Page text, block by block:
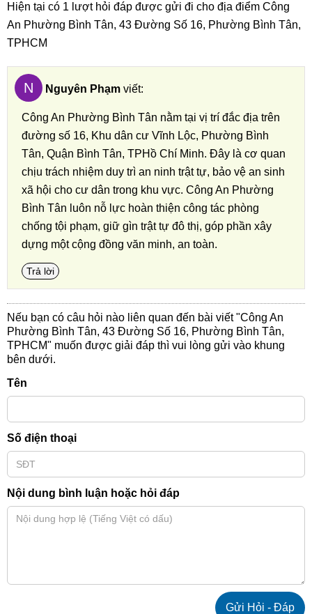
Hiện tại có 1 lượt hỏi đáp được gửi đi cho địa điểm Công
An Phường Bình Tân, 43 Đường Số 16, Phường Bình Tân,
TPHCM
N Nguyên Phạm viết:
Công An Phường Bình Tân nằm tại vị trí đắc địa trên
đường số 16, Khu dân cư Vĩnh Lộc, Phường Bình
Tân, Quận Bình Tân, TPHồ Chí Minh. Đây là cơ quan
chịu trách nhiệm duy trì an ninh trật tự, bảo vệ an sinh
xã hội cho cư dân trong khu vực. Công An Phường
Bình Tân luôn nỗ lực hoàn thiện công tác phòng
chống tội phạm, giữ gìn trật tự đô thị, góp phần xây
dựng một cộng đồng văn minh, an toàn.
Trả lời
Nếu bạn có câu hỏi nào liên quan đến bài viết "Công An
Phường Bình Tân, 43 Đường Số 16, Phường Bình Tân,
TPHCM" muốn được giải đáp thì vui lòng gửi vào khung
bên dưới.
Tên
Số điện thoại
Nội dung bình luận hoặc hỏi đáp